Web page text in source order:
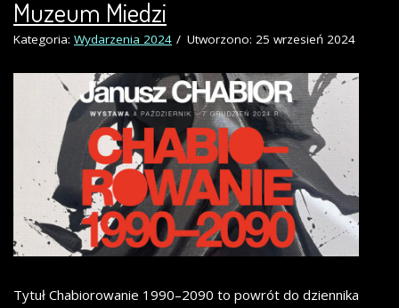
Muzeum Miedzi
Kategoria: Wydarzenia 2024 Utworzono: 25 wrzesień 2024
Tytuł Chabiorowanie 1990–2090 to powrót do dziennika